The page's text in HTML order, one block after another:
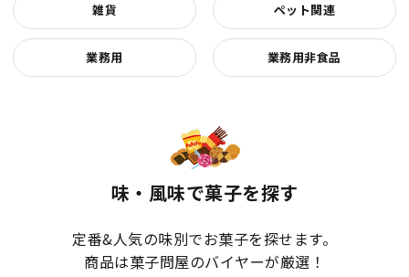
雑貨 ペット関連
業務用 業務用非食品
味・風味で菓子を探す
定番&人気の味別でお菓子を探せます。
商品は菓子問屋のバイヤーが厳選！